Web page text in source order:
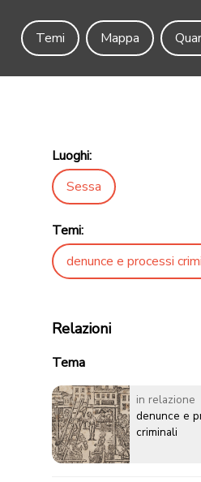
Temi
Mappa
Luoghi:
Sessa
Temi:
denunce e processi
Relazioni
Tema
in relazione
denunce e
criminali